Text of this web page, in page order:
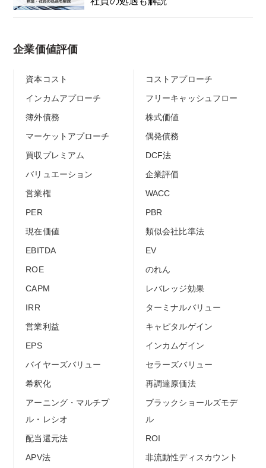
企業価値評価
資本コスト
コストアプローチ
インカムアプローチ
フリーキャッシュフロー
簿外債務
株式価値
マーケットアプローチ
偶発債務
買収プレミアム
DCF法
バリュエーション
企業評価
営業権
WACC
PER
PBR
現在価値
類似会社比準法
EBITDA
EV
ROE
のれん
CAPM
レバレッジ効果
IRR
ターミナルバリュー
営業利益
キャピタルゲイン
EPS
インカムゲイン
バイヤーズバリュー
セラーズバリュー
希釈化
再調達原価法
アーニング・マルチプ
ル・レシオ
ブラックショールズモデ
ル
配当還元法
ROI
APV法
非流動性ディスカウント